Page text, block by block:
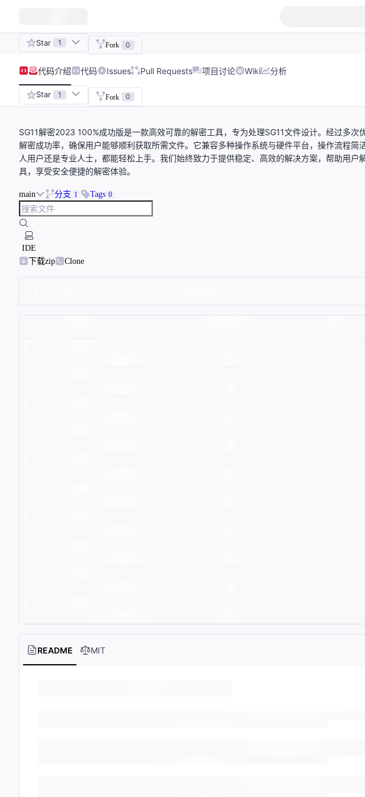
Star 1 Fork 0
代码介绍 代码 Issues Pull Requests 项目讨论 Wiki 分析
Star 1 Fork 0
SG11解密2023 100%成功版是一款高效可靠的解密工具，专为处理SG11文件设计。经过多
解密成功率，确保用户能够顺利获取所需文件。它兼容多种操作系统与硬件平台，操作流程简
人用户还是专业人士，都能轻松上手。我们始终致力于提供稳定、高效的解决方案，帮助用户
具，享受安全便捷的解密体验。
main 分支 1 Tags 0
IDE
下载zip
Clone
README MIT